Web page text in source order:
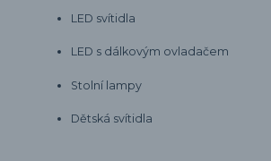
LED svítidla
LED s dálkovým ovladačem
Stolní lampy
Dětská svítidla